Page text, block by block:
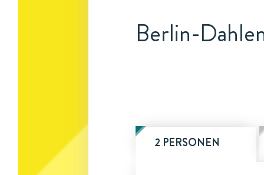
Berlin-
2 PERSONEN